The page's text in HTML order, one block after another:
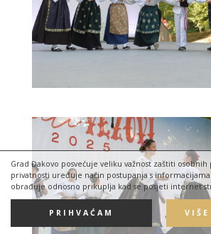
Grad Đakovo posvećuje veliku važnost zaštiti
privatnosti uređuje način postupanja s
obrađuje odnosno prikuplja kad se posjeti internet
PRIHVAĆAM